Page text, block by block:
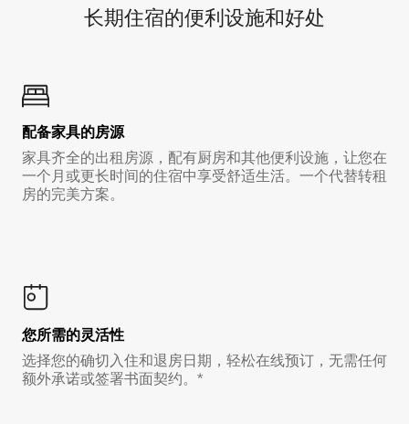
长期住宿的便利设施和好处
配备家具的房源
家具齐全的出租房源，配有厨房和其他便利设施，让您在
一个月或更长时间的住宿中享受舒适生活。一个代替转租
房的完美方案。
您所需的灵活性
选择您的确切入住和退房日期，轻松在线预订，无需任何
额外承诺或签署书面契约。*